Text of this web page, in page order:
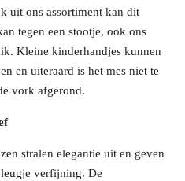
uit ons assortiment kan dit
tegen een stootje, ook ons
Kleine kinderhandjes kunnen
en uiteraard is het mes niet te
vork afgerond.
stralen elegantie uit en geven
verfijning. De